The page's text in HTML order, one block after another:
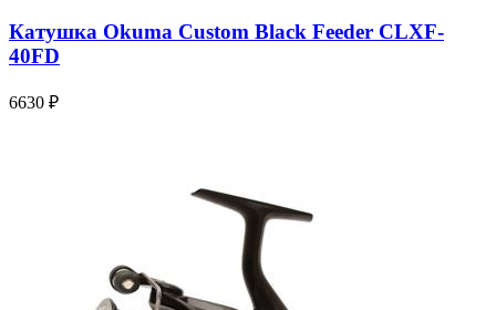
Катушка Okuma Custom Black Feeder CLXF-
40FD
6630 ₽